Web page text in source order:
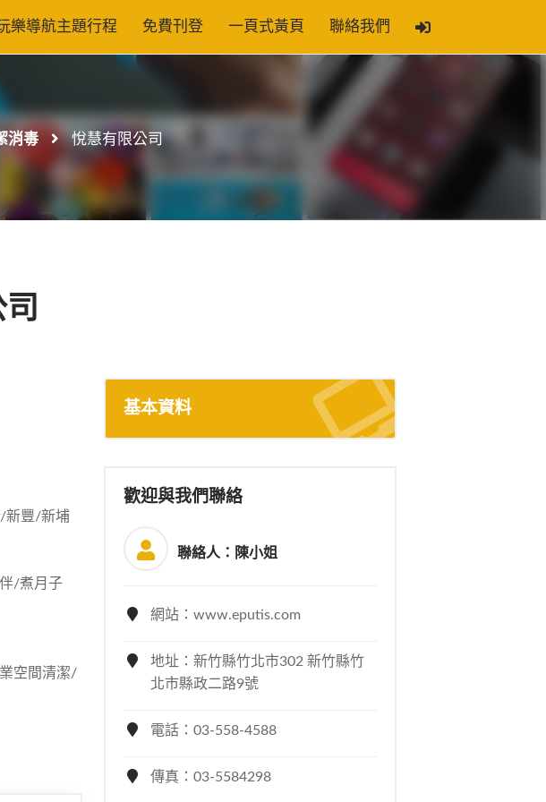
樂導航主題行程 免費刊登 一頁式黃頁 聯絡我們
消毒 悅慧有限公司
新豐/新埔
/煮月子
空間清潔/
基本資料
歡迎與我們聯絡
聯絡人：陳小姐
網站：www.eputis.com
地址：新竹縣竹北市302 新竹縣竹
北市縣政二路9號
電話：03-558-4588
傳真：03-5584298